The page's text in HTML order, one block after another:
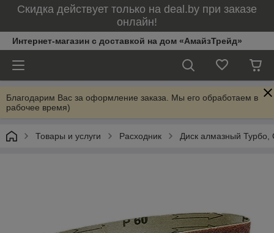
Скидка действует только на deal.by при заказе
онлайн!
Интернет-магазин с доставкой на дом «АмайзТрейд»
Благодарим Вас за оформление заказа. Мы его обработаем в
рабочее время)
Товары и услуги Расходник Диск алмазный Турбо,